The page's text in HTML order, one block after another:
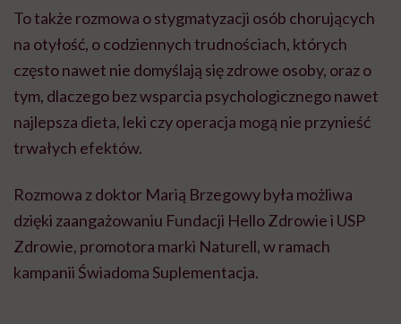
To także rozmowa o stygmatyzacji osób chorujących
na otyłość, o codziennych trudnościach, których
często nawet nie domyślają się zdrowe osoby, oraz o
tym, dlaczego bez wsparcia psychologicznego nawet
najlepsza dieta, leki czy operacja mogą nie przynieść
trwałych efektów.
Rozmowa z doktor Marią Brzegowy była możliwa
dzięki zaangażowaniu Fundacji Hello Zdrowie i USP
Zdrowie, promotora marki Naturell, w ramach
kampanii Świadoma Suplementacja.